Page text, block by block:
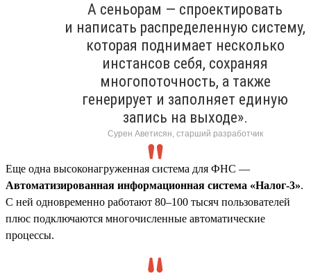
А сеньорам — спроектировать
и написать распределенную систему,
которая поднимает несколько
инстансов себя, сохраняя
многопоточность, а также
генерирует и заполняет единую
запись на выходе».
Сурен Аветисян, старший разработчик
Еще одна высоконагруженная система для ФНС —
Автоматизированная информационная система «Налог-3».
С ней одновременно работают 80–100 тысяч пользователей
плюс подключаются многочисленные автоматические
процессы.